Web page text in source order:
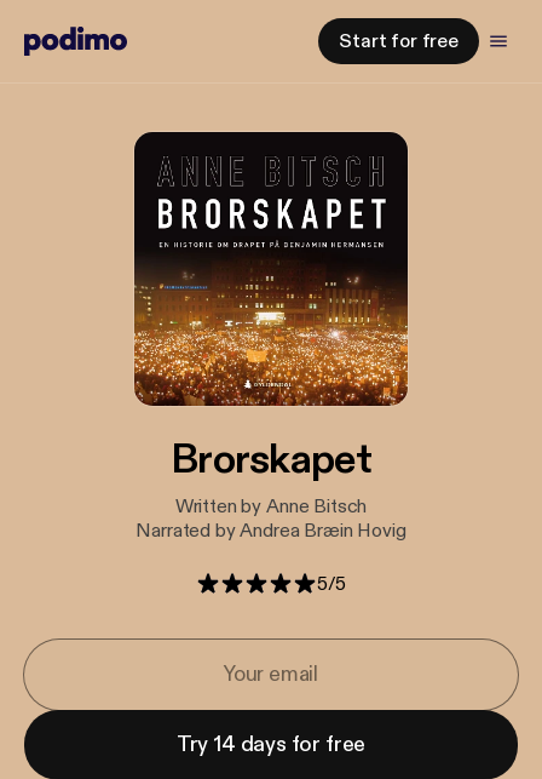
Start for free
Brorskapet
Written by Anne Bitsch
Narrated by Andrea Bræin Hovig
5/5
Try 14 days for free